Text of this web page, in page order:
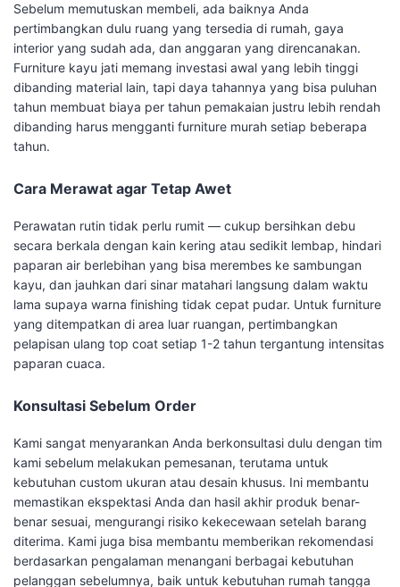
Sebelum memutuskan membeli, ada baiknya Anda
pertimbangkan dulu ruang yang tersedia di rumah, gaya
interior yang sudah ada, dan anggaran yang direncanakan.
Furniture kayu jati memang investasi awal yang lebih tinggi
dibanding material lain, tapi daya tahannya yang bisa puluhan
tahun membuat biaya per tahun pemakaian justru lebih rendah
dibanding harus mengganti furniture murah setiap beberapa
tahun.
Cara Merawat agar Tetap Awet
Perawatan rutin tidak perlu rumit — cukup bersihkan debu
secara berkala dengan kain kering atau sedikit lembap, hindari
paparan air berlebihan yang bisa merembes ke sambungan
kayu, dan jauhkan dari sinar matahari langsung dalam waktu
lama supaya warna finishing tidak cepat pudar. Untuk furniture
yang ditempatkan di area luar ruangan, pertimbangkan
pelapisan ulang top coat setiap 1-2 tahun tergantung intensitas
paparan cuaca.
Konsultasi Sebelum Order
Kami sangat menyarankan Anda berkonsultasi dulu dengan tim
kami sebelum melakukan pemesanan, terutama untuk
kebutuhan custom ukuran atau desain khusus. Ini membantu
memastikan ekspektasi Anda dan hasil akhir produk benar-
benar sesuai, mengurangi risiko kekecewaan setelah barang
diterima. Kami juga bisa membantu memberikan rekomendasi
berdasarkan pengalaman menangani berbagai kebutuhan
pelanggan sebelumnya, baik untuk kebutuhan rumah tangga